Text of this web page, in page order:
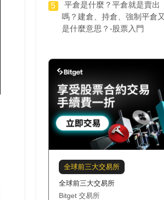
5
平倉是什麼？平倉就是賣出
嗎？建倉、持倉、強制平倉又
是什麼意思？-股票入門
全球前三大交易所
全球前三大交易所
Bitget 交易所